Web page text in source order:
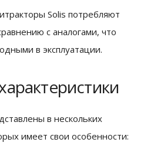
Solis потребляют
с аналогами, что
в эксплуатации.
в нескольких
имеет свои особенности: